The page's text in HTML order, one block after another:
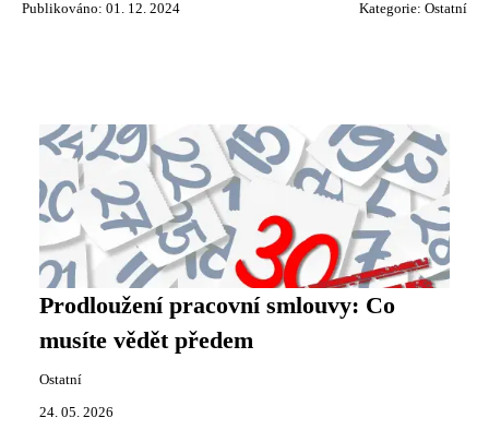
Publikováno: 01. 12. 2024 Kategorie: Ostatní
Prodloužení pracovní smlouvy: Co
musíte vědět předem
Ostatní
24. 05. 2026